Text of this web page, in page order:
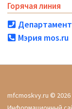
Горячая линия
Мэрия mos.ru
mfcmoskvy.ru © 2026